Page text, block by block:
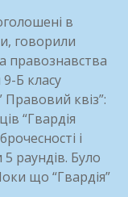
в
говорили
правознавства
Б класу
Правовий квіз”:
“Гвардія
і
раундів. Було
що “Гвардія”